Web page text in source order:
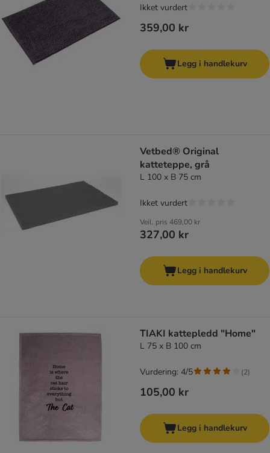
359,00 kr
Ikket vurdert
Legg i handlekurv
Vetbed® Original
katteteppe, grå
L 100 x B 75 cm
Veil. pris 469,00 kr
327,00 kr
Ikket vurdert
Legg i handlekurv
TIAKI kattepledd "Home"
L 75 x B 100 cm
105,00 kr
Vurdering: 4/5 (2)
Legg i handlekurv